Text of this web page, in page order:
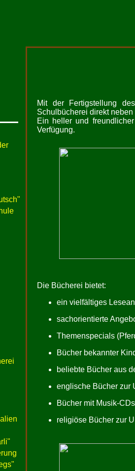
Mit der Fertigstellung
Schulbücherei direkt
Ein heller und
Verfügung.
Die Bücherei bietet:
ein vielfältiges
sachorientierte
Themenspecials
Bücher bekannter
beliebte Bücher aus
englische Bücher zur
Bücher mit Musik-
religiöse Bücher zur